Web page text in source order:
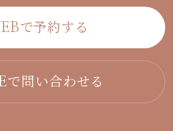
で予約する
で問い合わせる